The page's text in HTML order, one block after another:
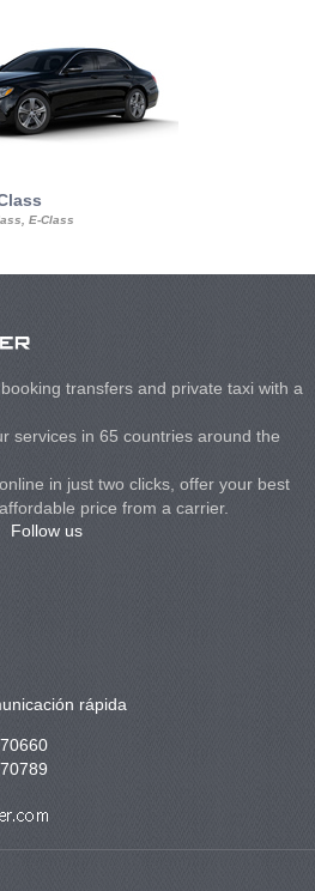
E-Class
transfers and private taxi with a
services in 65 countries around the
in just two clicks, offer your best
price from a carrier.
Follow us
rápida